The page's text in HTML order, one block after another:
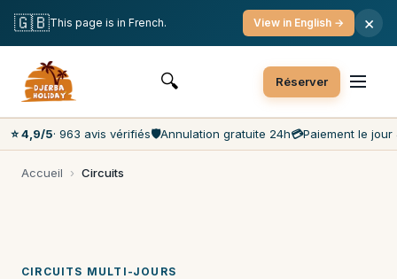
Annulation gratuite
Prix les moins chers du marché
Service client 7j/7
🔍 Réserver
⭐ 4,9/5· 963 avis vérifiés🛡️Annulation gratuite 24h💳Paiement le jour
Accueil › Circuits
CIRCUITS MULTI-JOURS
🇬🇧This page is in French. View in English → ×